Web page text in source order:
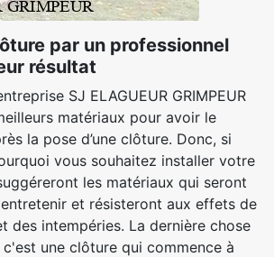
par un professionnel
résultat
SJ ELAGUEUR GRIMPEUR
matériaux pour avoir le
la pose d’une clôture. Donc, si
vous souhaitez installer votre
les matériaux qui seront
et résisteront aux effets de
des intempéries. La dernière chose
une clôture qui commence à